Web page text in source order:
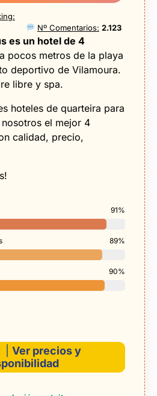
Nº Comentarios: 2.123
es un hotel de 4
pocos metros de la playa
deportivo de Vilamoura.
libre y spa.
hoteles de quarteira para
el mejor 4
calidad, precio,
91%
89%
90%
Ver precios y